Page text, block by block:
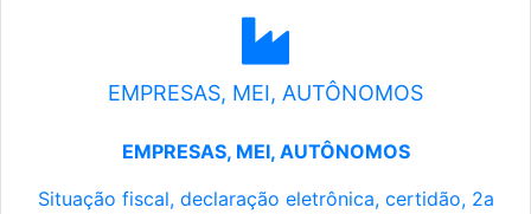
EMPRESAS, MEI, AUTÔNOMOS
EMPRESAS, MEI, AUTÔNOMOS
Situação fiscal, declaração eletrônica, certidão, 2a